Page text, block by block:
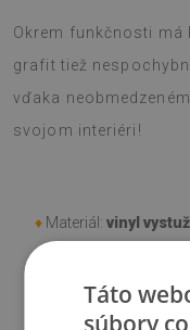
Okrem funkčnosti
grafit tiež
vďaka
svojom interiéri!
♦ Materiál: vinyl
Táto
súbory